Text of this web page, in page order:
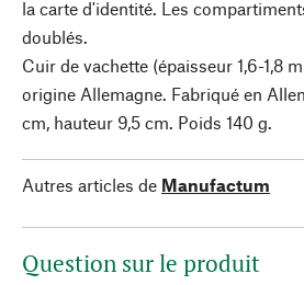
la carte d'identité. Les
doublés.
Cuir de vachette (épaisseur 1,6-1,8
origine Allemagne. Fabriqué en
cm, hauteur 9,5 cm. Poids 140 g.
Autres articles de Manufactum
Question sur le produit